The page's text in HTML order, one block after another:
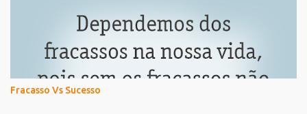
Fracasso Vs Sucesso